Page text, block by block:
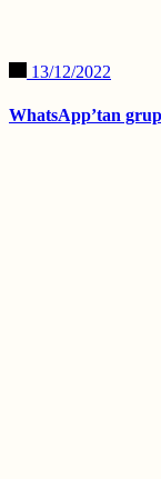
13/12/2022
WhatsApp’tan